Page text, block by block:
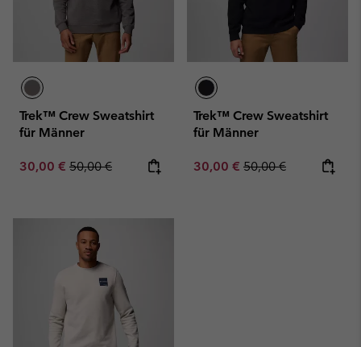
Trek™ Crew Sweatshirt
für Männer
Sale price:
30,00 € Regular price:
50,00 €
Trek™ Crew Sweatshirt
für Männer
Sale price:
30,00 € Regular price:
50,00 €